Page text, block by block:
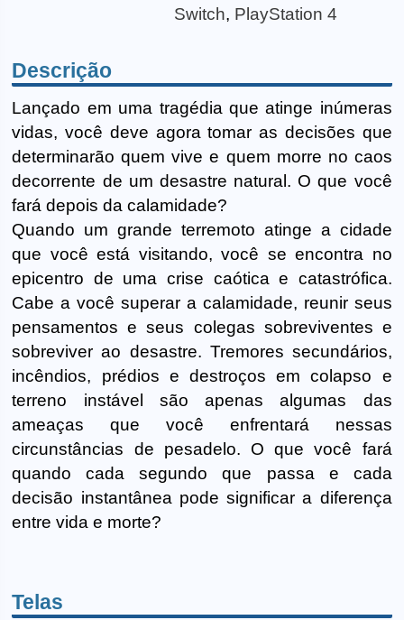
Switch, PlayStation 4
Descrição
Lançado em uma tragédia que atinge inúmeras
vidas, você deve agora tomar as decisões que
determinarão quem vive e quem morre no caos
decorrente de um desastre natural. O que você
fará depois da calamidade?
Quando um grande terremoto atinge a cidade
que você está visitando, você se encontra no
epicentro de uma crise caótica e catastrófica.
Cabe a você superar a calamidade, reunir seus
pensamentos e seus colegas sobreviventes e
sobreviver ao desastre. Tremores secundários,
incêndios, prédios e destroços em colapso e
terreno instável são apenas algumas das
ameaças que você enfrentará nessas
circunstâncias de pesadelo. O que você fará
quando cada segundo que passa e cada
decisão instantânea pode significar a diferença
entre vida e morte?
Telas